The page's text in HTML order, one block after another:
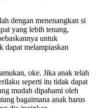
dengan menenangkan si
yang lebih tenang,
untuk
dapat melampiaskan
oke. Jika anak telah
seperti itu tidak dapat
mudah dipahami oleh
bagaimana anak harus